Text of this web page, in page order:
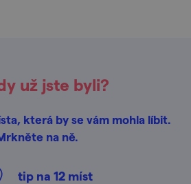
už jste byli?
která by se vám mohla líbit.
na ně.
tip na 12 míst